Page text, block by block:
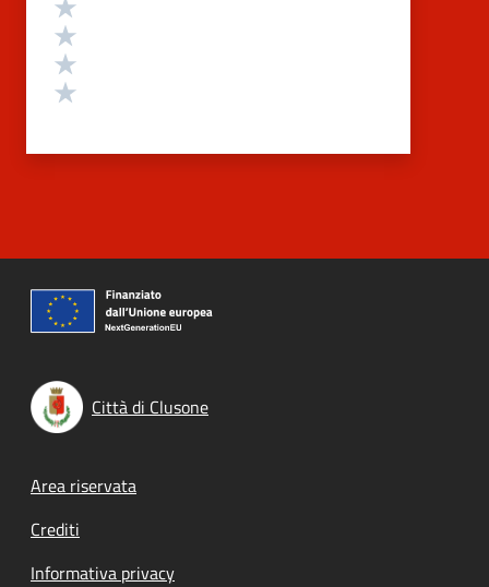
Città di Clusone
Footer menu
Area riservata
Crediti
Informativa privacy